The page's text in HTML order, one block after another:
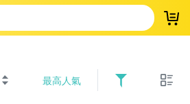
登
最高人氣